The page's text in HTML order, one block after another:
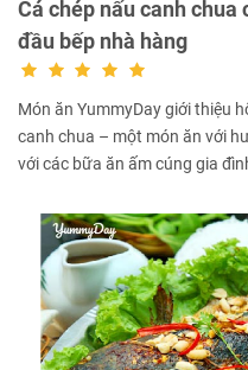
Cá chép nấu canh
đầu bếp nhà hàng
Món ăn YummyDay giới thiệu
canh chua – một món ăn với
với các bữa ăn ấm cúng gia